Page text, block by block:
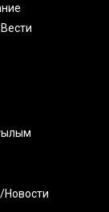
Новости